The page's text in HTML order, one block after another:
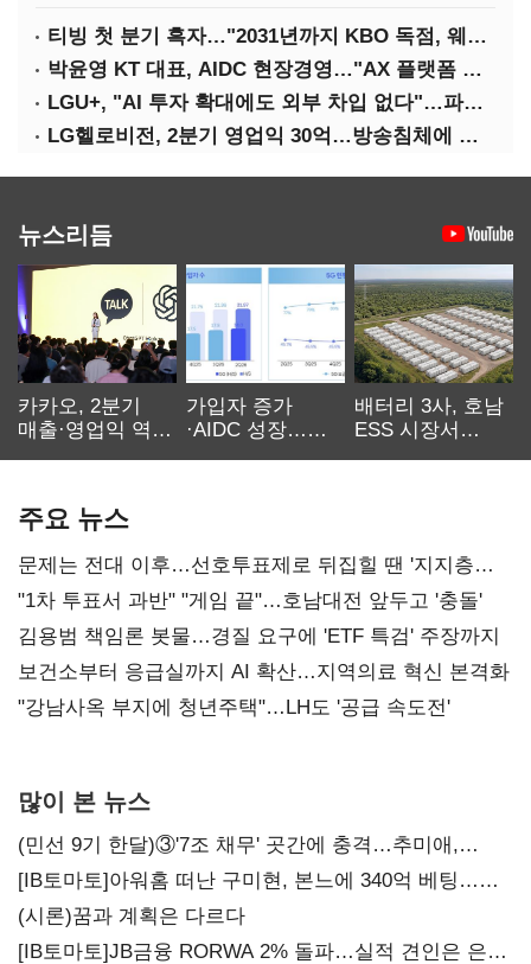
티빙 첫 분기 흑자…"2031년까지 KBO 독점, 웨이브 합병도 속도"
박윤영 KT 대표, AIDC 현장경영…"AX 플랫폼 핵심 인프라로 키운다"
LGU+, "AI 투자 확대에도 외부 차입 없다"…파주 AIDC 수익성 자신
LG헬로비전, 2분기 영업익 30억…방송침체에 교육용 단말 시장도 축소
뉴스리듬
카카오, 2분기
매출·영업익 역대
가입자 증가
·AIDC 성장…
배터리 3사, 호남
ESS 시장서
주요 뉴스
문제는 전대 이후…선호투표제로 뒤집힐 땐 '지지층
불복'
"1차 투표서 과반" "게임 끝"…호남대전 앞두고 '충돌'
김용범 책임론 봇물…경질 요구에 'ETF 특검' 주장까지
보건소부터 응급실까지 AI 확산…지역의료 혁신 본격화
"강남사옥 부지에 청년주택"…LH도 '공급 속도전'
많이 본 뉴스
(민선 9기 한달)③'7조 채무' 곳간에 충격…추미애,
20년만에 '비상재정' 선언 승부수
[IB토마토]아워홈 떠난 구미현, 본느에 340억 베팅…
가족 지배체제 구축
(시론)꿈과 계획은 다르다
[IB토마토]JB금융 RORWA 2% 돌파…실적 견인은 은행